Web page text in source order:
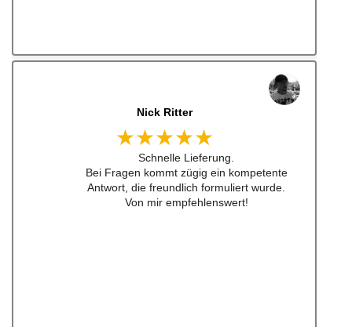
jonas bitter
★★★★★
Hatte das luisi mirage lenkrad für einen sehr
guten Preis bestellt und war nach nicht mal
24h da. Sogar aufkleber waren dabei ... habe
ich schon lange nicht mehr erlebt .